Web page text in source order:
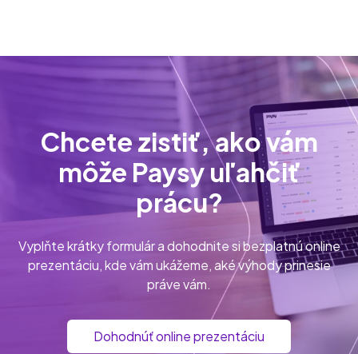
Chcete zistiť, ako vám
môže Paysy uľahčiť
prácu?
Vyplňte krátky formulár a dohodnite si bezplatnú online
prezentáciu, kde vám ukážeme, aké výhody prinesie
práve vám.
Dohodnúť online prezentáciu